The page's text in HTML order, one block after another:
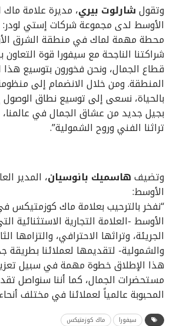
وتقولشارلوت بيري، مديرة علامة
الأوسط لدى مجموعة شركات إستي لودر:
محطة مهمة لماك في منطقة الشرق
شراكتنا الناجحة مع سيفورا قوة التعاون
قطاع الجمال، ونحن فخورون بتوسيع
المنطقة. ومن خلال الانضمام إلى
بالحياة، نسعى إلى توسيع نطاق
بجيل جديد من عشاق الجمال في
تراثنا الفني وروح الشمولية”.
وتضيفهاسميك بانوسيان، المدير
الأوسط:
“نفخر بالترحيب بعلامة ماك كوزمتيكس
الأوسط -العلامة التجارية الاستثنائية
الجريئة، وتراثها الاحترافي، والتزامها
والشمولية- لتقديمها لعملائنا بطريقة
هذا الإطلاق خطوة مهمة في سبيل
مستحضرات الجمال، كما أننا سنواصل
المحبوبة عالمياً لعملائنا في مختلف
سيفورا ماك كوزمتيكس